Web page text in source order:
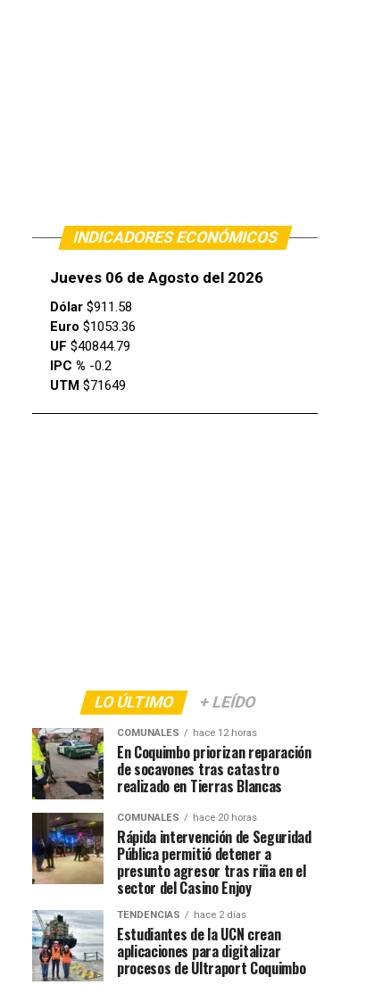
INDICADORES ECONÓMICOS
Jueves 06 de Agosto del 2026
Dólar $911.58
Euro $1053.36
UF $40844.79
IPC % -0.2
UTM $71649
LO ÚLTIMO + LEÍDO
COMUNALES hace 12 horas
En Coquimbo priorizan reparación
de socavones tras catastro
realizado en Tierras Blancas
COMUNALES hace 20 horas
Rápida intervención de Seguridad
Pública permitió detener a
presunto agresor tras riña en el
sector del Casino Enjoy
TENDENCIAS hace 2 días
Estudiantes de la UCN crean
aplicaciones para digitalizar
procesos de Ultraport Coquimbo